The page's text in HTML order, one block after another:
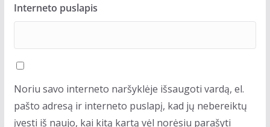
Interneto puslapis
Noriu savo interneto naršyklėje išsaugoti vardą, el.
pašto adresą ir interneto puslapį, kad jų nebereiktų
įvesti iš naujo, kai kitą kartą vėl norėsiu parašyti